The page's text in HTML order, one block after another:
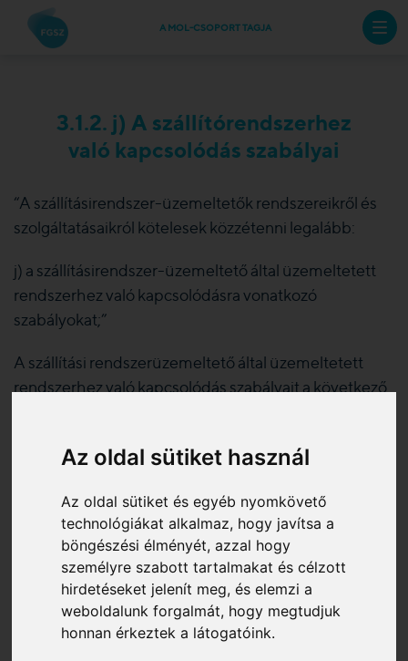
Az oldal sütiket használ
Az oldal sütiket és egyéb nyomkövető
technológiákat alkalmaz, hogy javítsa a
böngészési élményét, azzal hogy
személyre szabott tartalmakat és célzott
hirdetéseket jelenít meg, és elemzi a
weboldalunk forgalmát, hogy megtudjuk
honnan érkeztek a látogatóink.
A MOL-CSOPORT TAGJA
3.1.2. j) A szállítórendszerhez
való kapcsolódás szabályai
“A szállításirendszer-üzemeltetők rendszereikről és
szolgáltatásaikról kötelesek közzétenni legalább:
j) a szállításirendszer-üzemeltető által üzemeltetett
rendszerhez való kapcsolódásra vonatkozó
szabályokat;”
A szállítási rendszerüzemeltető által üzemeltetett
rendszerhez való kapcsolódás szabályait a következő
1. 2008. évi XL. törvény a
A szállító- és az elosztóvezetékhez való
csatlakozás
(1) A szállítási rendszerüzemeltető a
szállítóvezetékre vonatkozóan, a földgázelosztó a
működési területén köteles a földgázellátásba